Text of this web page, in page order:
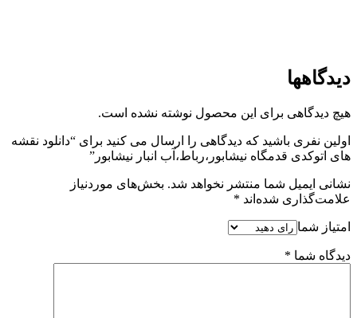
دیدگاهها
هیچ دیدگاهی برای این محصول نوشته نشده است.
اولین نفری باشید که دیدگاهی را ارسال می کنید برای “دانلود نقشه
های اتوکدی قدمگاه نیشابور،رباط،آب انبار نیشابور”
نشانی ایمیل شما منتشر نخواهد شد. بخش‌های موردنیاز
علامت‌گذاری شده‌اند *
امتیاز شما
دیدگاه شما *